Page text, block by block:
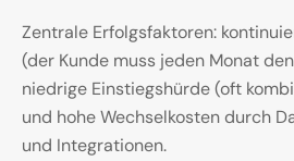
Zentrale Erfolgsfaktoren:
(der Kunde muss jeden Monat
niedrige Einstiegshürde (oft
und hohe Wechselkosten durch
und Integrationen.